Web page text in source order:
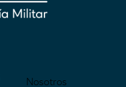
Nosotros